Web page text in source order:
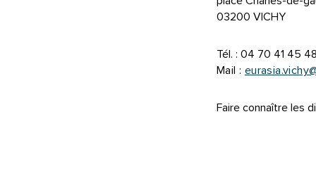
03200 VICHY
Tél. : 04 70 41 45 48
Mail :
Faire connaître les